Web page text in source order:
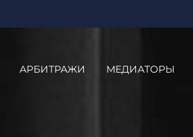
АРБИТРАЖИ МЕДИАТОРЫ